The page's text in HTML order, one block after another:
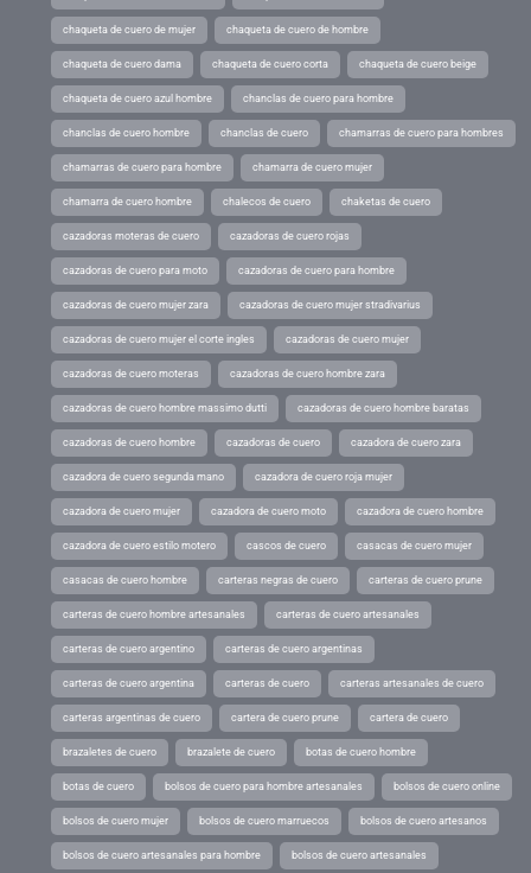
chaqueta de cuero de mujer chaqueta de cuero de hombre
chaqueta de cuero dama chaqueta de cuero corta chaqueta de cuero beige
chaqueta de cuero azul hombre chanclas de cuero para hombre
chanclas de cuero hombre chanclas de cuero chamarras de cuero para hombres
chamarras de cuero para hombre chamarra de cuero mujer
chamarra de cuero hombre chalecos de cuero chaketas de cuero
cazadoras moteras de cuero cazadoras de cuero rojas
cazadoras de cuero para moto cazadoras de cuero para hombre
cazadoras de cuero mujer zara cazadoras de cuero mujer stradivarius
cazadoras de cuero mujer el corte ingles cazadoras de cuero mujer
cazadoras de cuero moteras cazadoras de cuero hombre zara
cazadoras de cuero hombre massimo dutti cazadoras de cuero hombre baratas
cazadoras de cuero hombre cazadoras de cuero cazadora de cuero zara
cazadora de cuero segunda mano cazadora de cuero roja mujer
cazadora de cuero mujer cazadora de cuero moto cazadora de cuero hombre
cazadora de cuero estilo motero cascos de cuero casacas de cuero mujer
casacas de cuero hombre carteras negras de cuero carteras de cuero prune
carteras de cuero hombre artesanales carteras de cuero artesanales
carteras de cuero argentino carteras de cuero argentinas
carteras de cuero argentina carteras de cuero carteras artesanales de cuero
carteras argentinas de cuero cartera de cuero prune cartera de cuero
brazaletes de cuero brazalete de cuero botas de cuero hombre
botas de cuero bolsos de cuero para hombre artesanales bolsos de cuero online
bolsos de cuero mujer bolsos de cuero marruecos bolsos de cuero artesanos
bolsos de cuero artesanales para hombre bolsos de cuero artesanales